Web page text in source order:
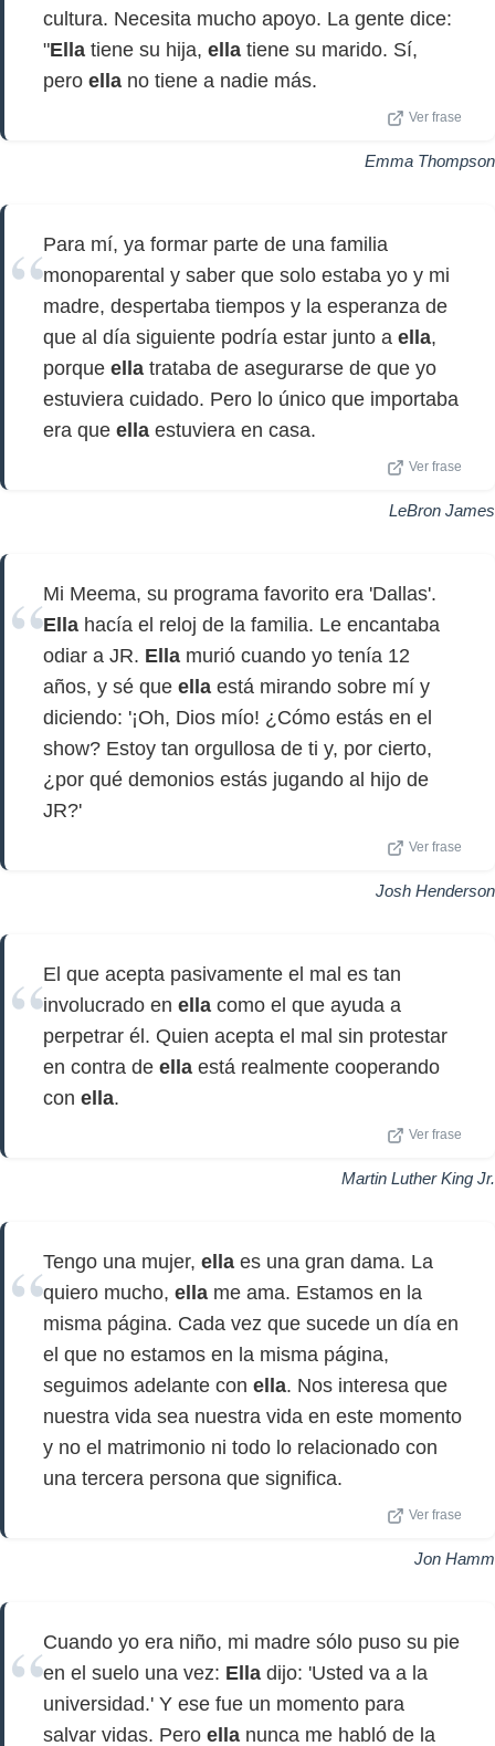
cultura. Necesita mucho apoyo. La gente dice:
"Ella tiene su hija, ella tiene su marido. Sí,
pero ella no tiene a nadie más.
Ver frase
Emma Thompson
Para mí, ya formar parte de una familia
monoparental y saber que solo estaba yo y mi
madre, despertaba tiempos y la esperanza de
que al día siguiente podría estar junto a ella,
porque ella trataba de asegurarse de que yo
estuviera cuidado. Pero lo único que importaba
era que ella estuviera en casa.
Ver frase
LeBron James
Mi Meema, su programa favorito era 'Dallas'.
Ella hacía el reloj de la familia. Le encantaba
odiar a JR. Ella murió cuando yo tenía 12
años, y sé que ella está mirando sobre mí y
diciendo: '¡Oh, Dios mío! ¿Cómo estás en el
show? Estoy tan orgullosa de ti y, por cierto,
¿por qué demonios estás jugando al hijo de
JR?'
Ver frase
Josh Henderson
El que acepta pasivamente el mal es tan
involucrado en ella como el que ayuda a
perpetrar él. Quien acepta el mal sin protestar
en contra de ella está realmente cooperando
con ella.
Ver frase
Martin Luther King Jr.
Tengo una mujer, ella es una gran dama. La
quiero mucho, ella me ama. Estamos en la
misma página. Cada vez que sucede un día en
el que no estamos en la misma página,
seguimos adelante con ella. Nos interesa que
nuestra vida sea nuestra vida en este momento
y no el matrimonio ni todo lo relacionado con
una tercera persona que significa.
Ver frase
Jon Hamm
Cuando yo era niño, mi madre sólo puso su pie
en el suelo una vez: Ella dijo: 'Usted va a la
universidad.' Y ese fue un momento para
salvar vidas. Pero ella nunca me habló de la